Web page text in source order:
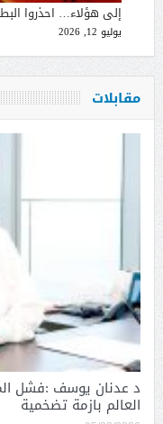
إلى هؤلاء… احذروا
يوليو 12, 2026
مقابلات
د عدنان يوسف :فشل
العالم بازمة تضخمية